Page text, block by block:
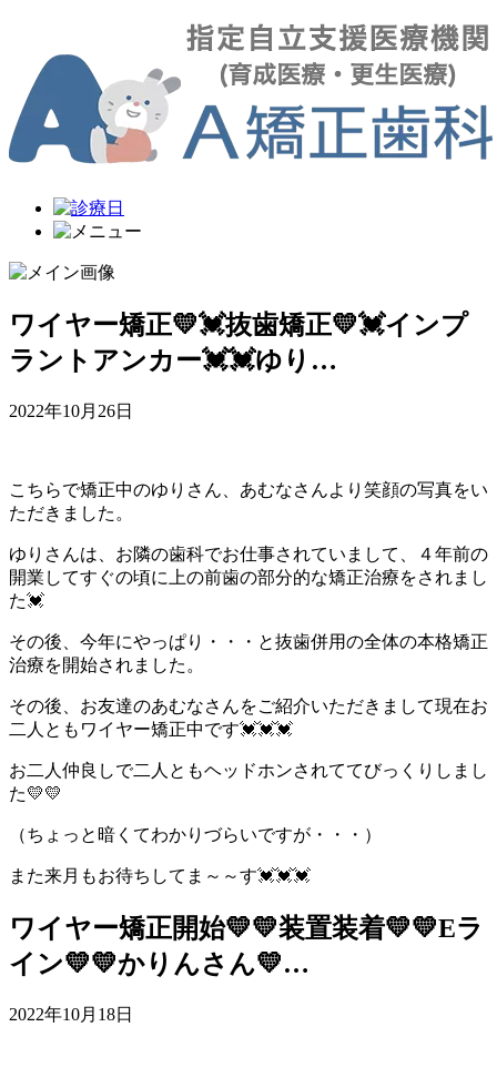
ワイヤー矯正💛💓抜歯矯正💛💓インプ
ラントアンカー💓💓ゆり…
2022年10月26日
こちらで矯正中のゆりさん、あむなさんより笑顔の写真をい
ただきました。
ゆりさんは、お隣の歯科でお仕事されていまして、４年前の
開業してすぐの頃に上の前歯の部分的な矯正治療をされまし
た💓
その後、今年にやっぱり・・・と抜歯併用の全体の本格矯正
治療を開始されました。
その後、お友達のあむなさんをご紹介いただきまして現在お
二人ともワイヤー矯正中です💓💓💓
お二人仲良しで二人ともヘッドホンされててびっくりしまし
た💛💛
（ちょっと暗くてわかりづらいですが・・・）
また来月もお待ちしてま～～す💓💓💓
ワイヤー矯正開始💛💛装置装着💛💛Eラ
イン💛💛かりんさん💛…
2022年10月18日